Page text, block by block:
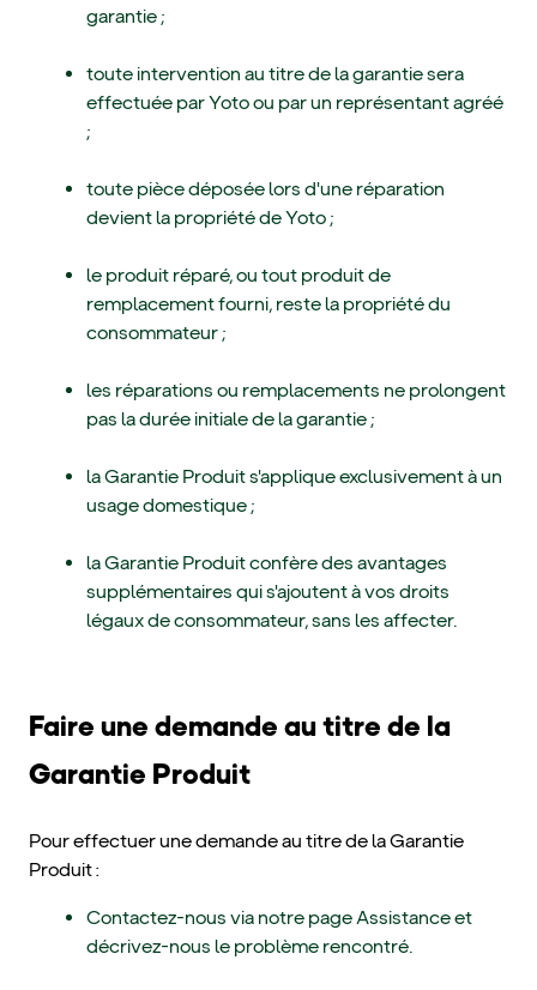
garantie ;
toute intervention au titre de la garantie sera
effectuée par Yoto ou par un représentant agréé
;
toute pièce déposée lors d'une réparation
devient la propriété de Yoto ;
le produit réparé, ou tout produit de
remplacement fourni, reste la propriété du
consommateur ;
les réparations ou remplacements ne prolongent
pas la durée initiale de la garantie ;
la Garantie Produit s'applique exclusivement à un
usage domestique ;
la Garantie Produit confère des avantages
supplémentaires qui s'ajoutent à vos droits
légaux de consommateur, sans les affecter.
Faire une demande au titre de la
Garantie Produit
Pour effectuer une demande au titre de la Garantie
Produit :
Contactez-nous via notre page Assistance et
décrivez-nous le problème rencontré.